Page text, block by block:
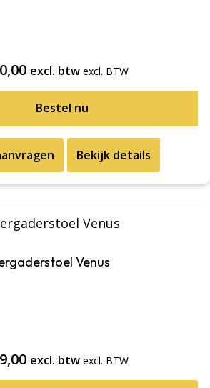
excl. btw
Bestel nu
Bekijk details
Venus
excl. btw